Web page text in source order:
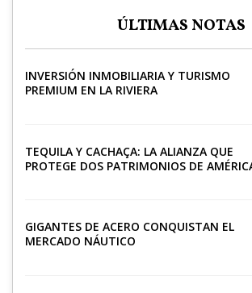
ÚLTIMAS NOTAS
INVERSIÓN INMOBILIARIA Y TURISMO
PREMIUM EN LA RIVIERA
TEQUILA Y CACHAÇA: LA ALIANZA QUE
PROTEGE DOS PATRIMONIOS DE
GIGANTES DE ACERO CONQUISTAN EL
MERCADO NÁUTICO